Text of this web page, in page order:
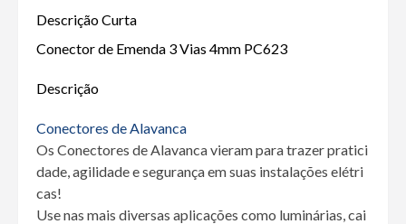
Descrição Curta
Conector de Emenda 3 Vias 4mm PC623
Descrição
Conectores de Alavanca
Os Conectores de Alavanca vieram para trazer pratici
dade, agilidade e segurança em suas instalações elétri
cas!
Use nas mais diversas aplicações como luminárias, cai